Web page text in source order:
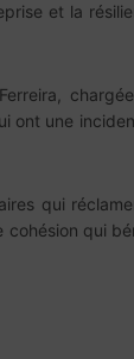
et la
ont une
qui
cohésion qui